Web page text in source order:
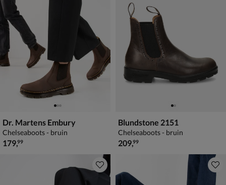
Dr. Martens Embury
Chelseaboots - bruin
€ 179,99
179,99
Blundstone 2151
Chelseaboots - bruin
€ 209,99
209,99